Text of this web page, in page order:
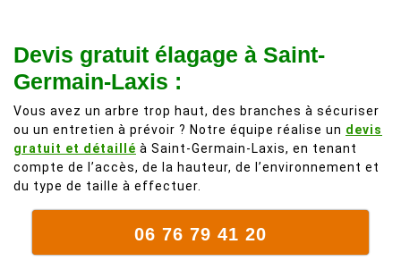
fait plus!
chez les
voisins et
mort. C'est
délicat parce
que c'est un
arbre qui
Devis gratuit élagage à Saint-
Germain-Laxis :
Vous avez un arbre trop haut, des branches à sécuriser
ou un entretien à prévoir ? Notre équipe réalise un devis
gratuit et détaillé à Saint-Germain-Laxis, en tenant
compte de l’accès, de la hauteur, de l’environnement et
du type de taille à effectuer.
06 76 79 41 20